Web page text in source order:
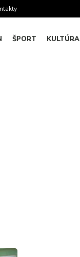
ŠPORT KULTÚRA